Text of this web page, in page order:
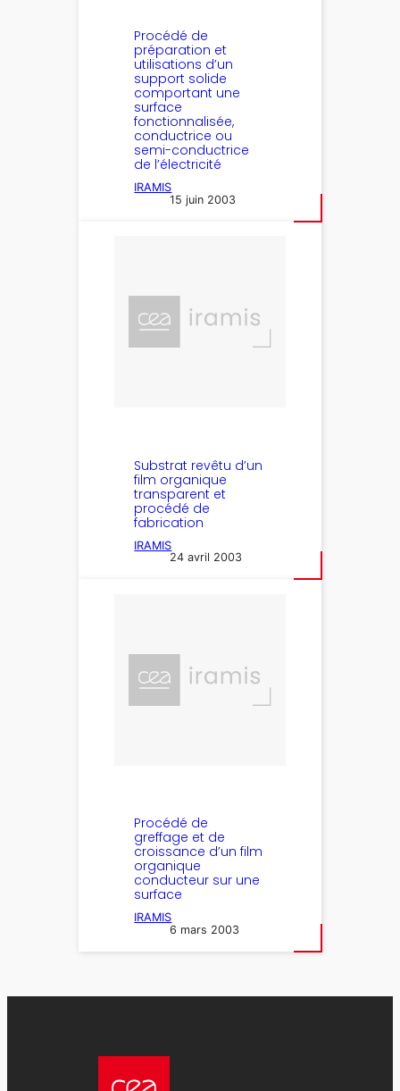
Procédé de
préparation et
utilisations d’un
support solide
comportant une
surface
fonctionnalisée,
conductrice ou
semi-conductrice
de l’électricité
IRAMIS
15 juin 2003
Substrat revêtu d’un
film organique
transparent et
procédé de
fabrication
IRAMIS
24 avril 2003
Procédé de
greffage et de
croissance d’un film
organique
conducteur sur une
surface
IRAMIS
6 mars 2003